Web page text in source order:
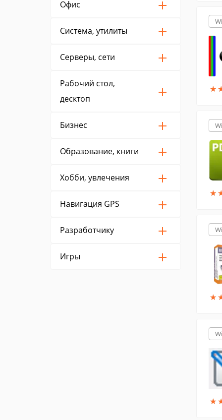
Офис
Система, утилиты
Серверы, сети
Рабочий стол,
десктоп
Бизнес
Образование, книги
Хобби, увлечения
Навигация GPS
Разработчику
Игры
★
★
★
★
★
★
★
★